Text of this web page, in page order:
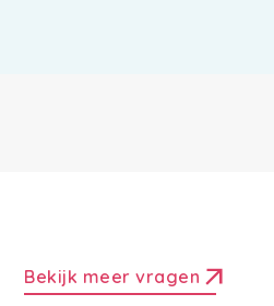
Bekijk meer vragen arrow_outward